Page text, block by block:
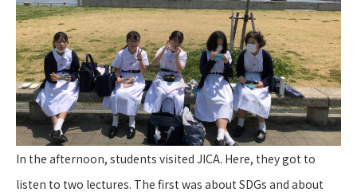
In the afternoon, students visited JICA. Here, they got to
listen to two lectures. The first was about SDGs and about